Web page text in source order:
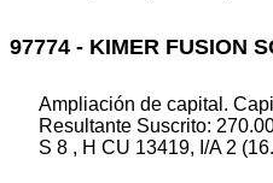
97774 - KIMER FUSION
Ampliación de capital.
Resultante Suscrito:
S 8 , H CU 13419, I/A 2